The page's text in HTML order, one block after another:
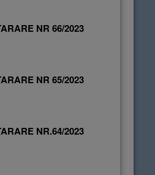
NR 66/2023
NR 65/2023
NR.64/2023